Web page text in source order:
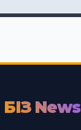
БІЗ News